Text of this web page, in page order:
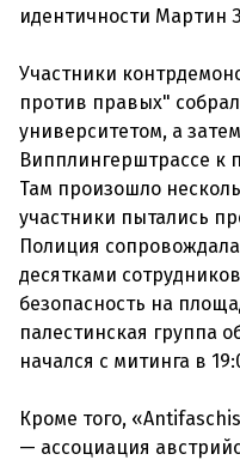
идентичности Мартин
Участники
против правых"
университетом, а
Випплингерштрассе к
Там произошло
участники пытались
Полиция
десятками
безопасность на
палестинская группа
начался с митинга в
Кроме того,
— ассоциация